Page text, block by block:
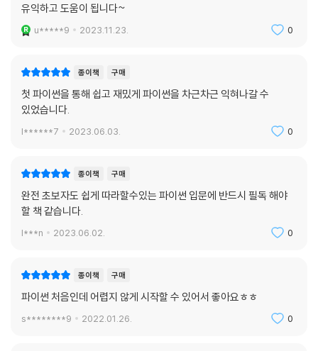
유익하고 도움이 됩니다~
u*****9 2023.11.23. 0
종이책 구매
첫 파이썬을 통해 쉽고 재밌게 파이썬을 차근차근 익혀나갈 수
있었습니다.
l******7 2023.06.03. 0
종이책 구매
완전 초보자도 쉽게 따라할수있는 파이썬 입문에 반드시 필독 해야
할 책 같습니다.
l***n 2023.06.02. 0
종이책 구매
파이썬 처음인데 어렵지 않게 시작할 수 있어서 좋아요ㅎㅎ
s********9 2022.01.26. 0